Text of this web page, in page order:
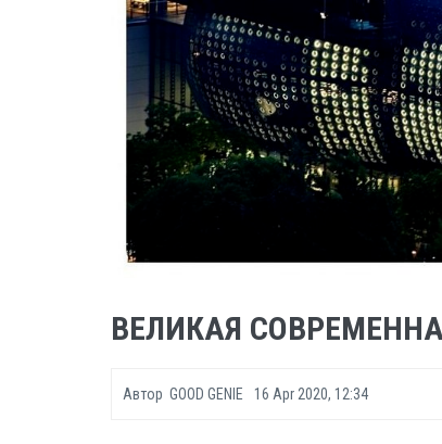
ВЕЛИКАЯ
Автор GOOD GENIE 16 Apr 2020, 12:34